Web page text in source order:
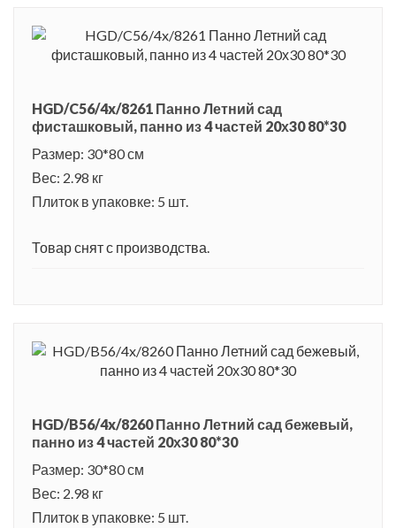
HGD/C56/4x/8261 Панно Летний сад
фисташковый, панно из 4 частей 20х30 80*30
Размер: 30*80 см
Вес: 2.98 кг
Плиток в упаковке: 5 шт.
Товар снят с производства.
HGD/B56/4x/8260 Панно Летний сад бежевый,
панно из 4 частей 20х30 80*30
Размер: 30*80 см
Вес: 2.98 кг
Плиток в упаковке: 5 шт.